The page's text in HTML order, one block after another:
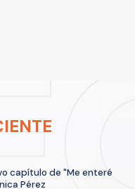
capítulo de "Me enteré
Pérez